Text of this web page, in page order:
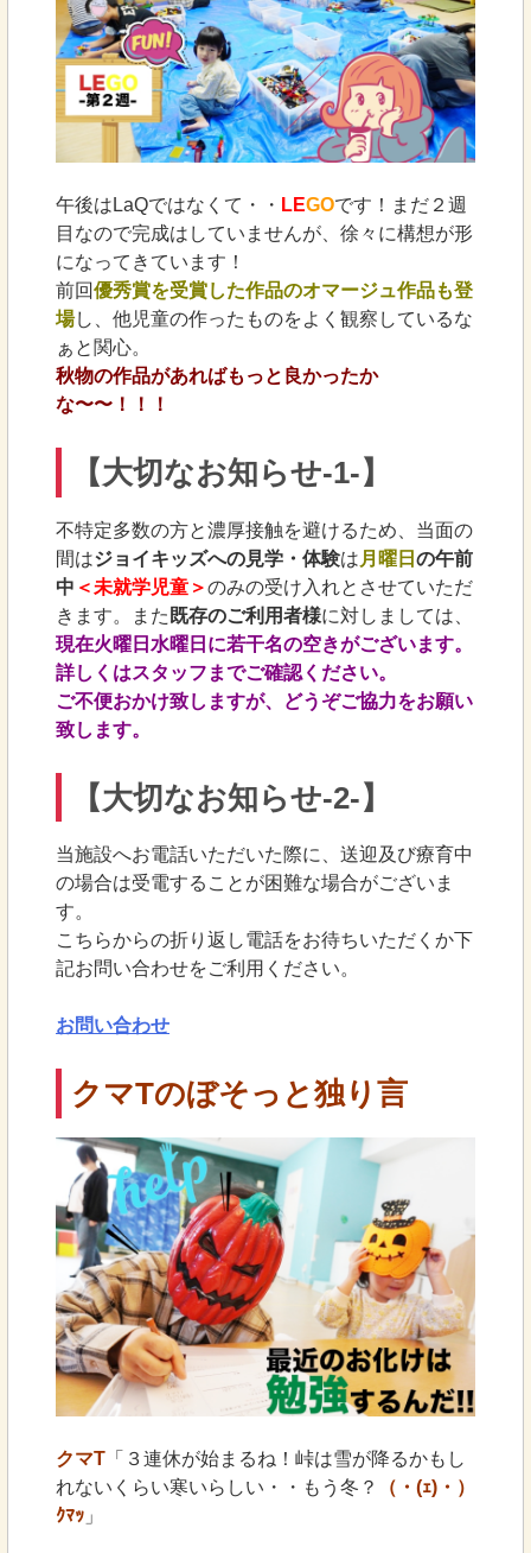
午後はLaQではなくて・・ LEGOです！まだ２週
目なので完成はしていませんが、徐々に構想が形
になってきています！
前回優秀賞を受賞した作品のオマージュ作品も登
場し、他児童の作ったものをよく観察しているな
ぁと関心。
秋物の作品があればもっと良かったか
な〜〜！！！
【大切なお知らせ-1-】
不特定多数の方と濃厚接触を避けるため、当面の
間はジョイキッズへの見学・体験は 月曜日 の午前
中 ＜未就学児童＞のみの受け入れとさせていただ
きます。また 既存のご利用者様に対しましては、
現在火曜日水曜日に若干名の空きがございます。
詳しくはスタッフまでご確認ください。
ご不便おかけ致しますが、どうぞご協力をお願い
致します。
【大切なお知らせ-2-】
当施設へお電話いただいた際に、送迎及び療育中
の場合は受電することが困難な場合がございま
す。
こちらからの折り返し電話をお待ちいただくか下
記お問い合わせをご利用ください。
お問い合わせ
クマTのぼそっと独り言
クマT 「３連休が始まるね！峠は雪が降るかもし
れないくらい寒いらしい・・もう冬？
（・(ｪ)・）
ｸﾏｯ 」